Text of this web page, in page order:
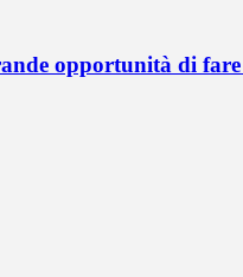
opportunità di